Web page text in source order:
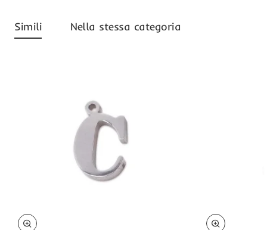
Simili Nella stessa categoria